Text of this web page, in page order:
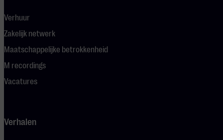
Verhuur
Zakelijk netwerk
Maatschappelijke betrokkenheid
M recordings
Vacatures
Verhalen